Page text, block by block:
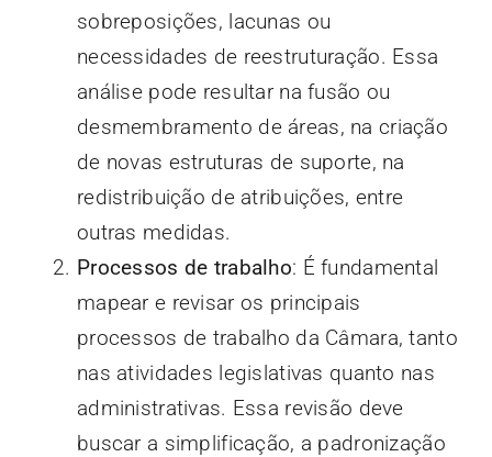
sobreposições, lacunas ou
necessidades de reestruturação. Essa
análise pode resultar na fusão ou
desmembramento de áreas, na criação
de novas estruturas de suporte, na
redistribuição de atribuições, entre
outras medidas.
Processos de trabalho: É fundamental
mapear e revisar os principais
processos de trabalho da Câmara, tanto
nas atividades legislativas quanto nas
administrativas. Essa revisão deve
buscar a simplificação, a padronização